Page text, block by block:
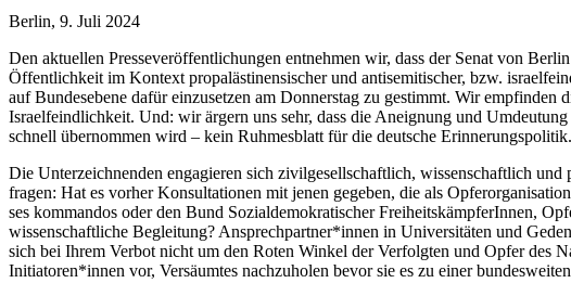
Berlin, 9. Juli 2024
Den aktuellen Presseveröffentlichungen entnehmen wir, dass der Senat von
Öffentlichkeit im Kontext propalästinensischer und antisemitischer, bzw.
auf Bundesebene dafür einzusetzen am Donnerstag zu gestimmt. Wir
Israelfeindlichkeit. Und: wir ärgern uns sehr, dass die Aneignung und
schnell übernommen wird – kein Ruhmesblatt für die deutsche Erinnerungspolitik.
Die Unterzeichnenden engagieren sich zivilgesellschaftlich, wissenschaftlich
fragen: Hat es vorher Konsultationen mit jenen gegeben, die als
ses kommandos oder den Bund Sozialdemokratischer FreiheitskämpferInnen,
wissenschaftliche Begleitung? Ansprechpartner*innen in Universitäten und
sich bei Ihrem Verbot nicht um den Roten Winkel der Verfolgten und Opfer des
Initiatoren*innen vor, Versäumtes nachzuholen bevor sie es zu einer